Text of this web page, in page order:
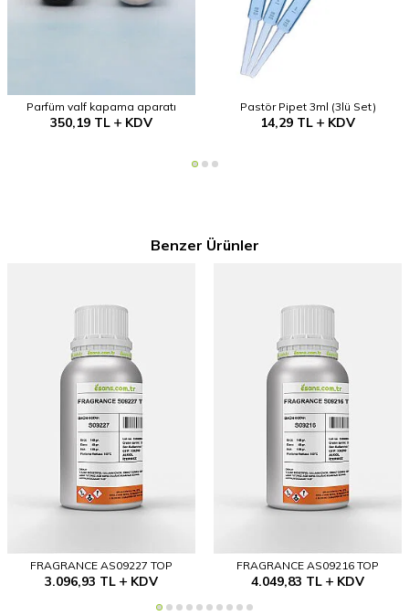
Parfüm valf kapama aparatı
350,19TL KDV
Pastör Pipet 3ml (3lü Set)
14,29 TL KDV
Benzer Ürünler
FRAGRANCE AS09227 TOP
3.096,93 TL KDV
FRAGRANCE AS09216 TOP
4.049,83 TL KDV